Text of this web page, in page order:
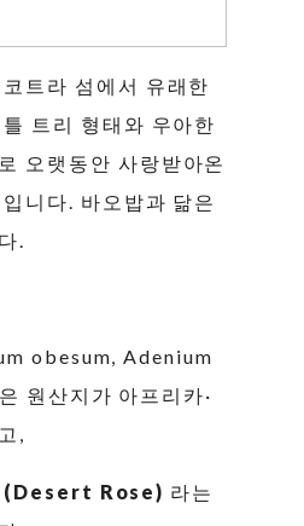
트라 섬에서 유래한
트리 형태와 우아한
오랫동안 사랑받아온
니다. 바오밥과 닮은
.
obesum, Adenium
원산지가 아프리카·
,
(Desert Rose) 라는